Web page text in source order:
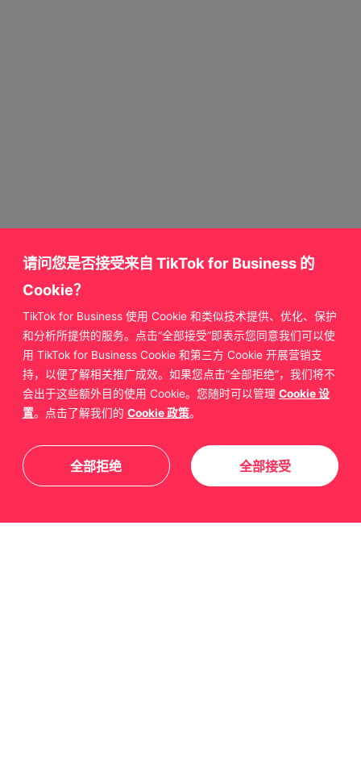
获取更多来自
TikTok for Business 的支持
联系我们
请问您是否接受来自 TikTok for Business 的
Cookie？
TikTok for Business 使用 Cookie 和类似技术提供、优化、保护
和分析所提供的服务。点击“全部接受”即表示您同意我们可以使
用 TikTok for Business Cookie 和第三方 Cookie 开展营销支
持，以便了解相关推广成效。如果您点击“全部拒绝”，我们将不
会出于这些额外目的使用 Cookie。您随时可以管理 Cookie 设
置。点击了解我们的 Cookie 政策。
全部拒绝 全部接受